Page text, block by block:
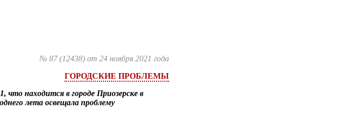
№ 87 (12438) от 24 ноября 2021 года
ГОРОДСКИЕ ПРОБЛЕМЫ
находится в городе Приозерске в
лета освещала проблему